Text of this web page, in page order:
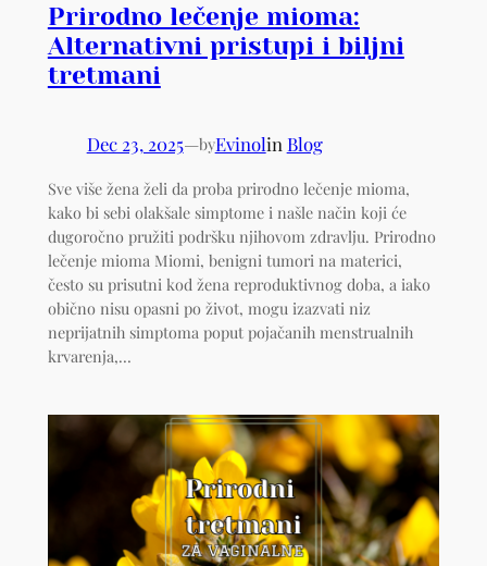
Prirodno lečenje mioma:
Alternativni pristupi i biljni
tretmani
Dec 23, 2025—byEvinolin Blog
Sve više žena želi da proba prirodno lečenje mioma,
kako bi sebi olakšale simptome i našle način koji će
dugoročno pružiti podršku njihovom zdravlju. Prirodno
lečenje mioma Miomi, benigni tumori na materici,
često su prisutni kod žena reproduktivnog doba, a iako
obično nisu opasni po život, mogu izazvati niz
neprijatnih simptoma poput pojačanih menstrualnih
krvarenja,…